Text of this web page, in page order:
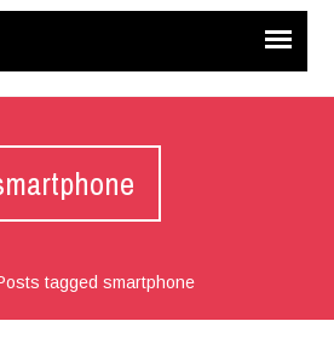
tagged smartphone